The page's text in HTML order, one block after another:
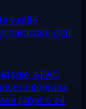
vazão
hardware real
APAC
integrada
próprio v4